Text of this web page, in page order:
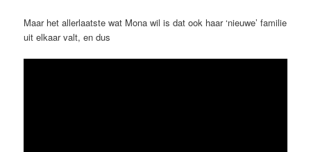
Maar het allerlaatste wat Mona wil is dat ook haar ‘nieuwe’ familie
uit elkaar valt, en dus